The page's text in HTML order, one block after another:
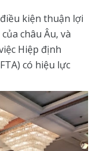
kiện thuận lợi
châu Âu, và
Hiệp định
có hiệu lực